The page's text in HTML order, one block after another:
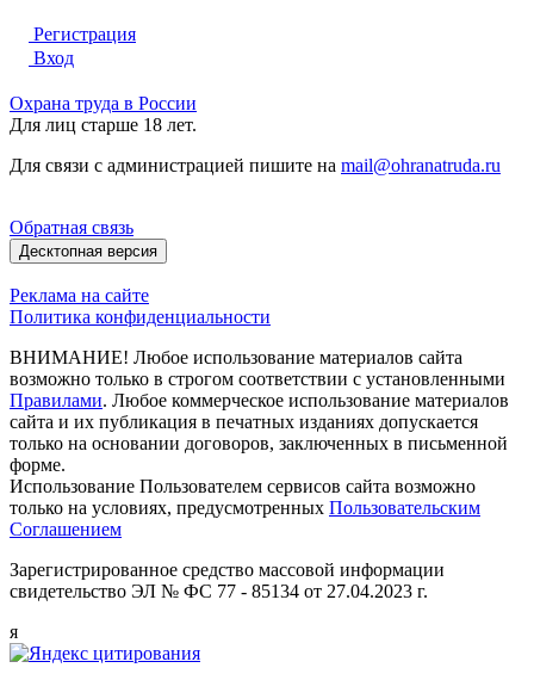
Регистрация
Вход
Охрана труда в России
Для лиц старше 18 лет.
Для связи с администрацией пишите на mail@ohranatruda.ru
Обратная связь
Десктопная версия
Реклама на сайте
Политика конфиденциальности
ВНИМАНИЕ! Любое использование материалов сайта
возможно только в строгом соответствии с установленными
Правилами. Любое коммерческое использование материалов
сайта и их публикация в печатных изданиях допускается
только на основании договоров, заключенных в письменной
форме.
Использование Пользователем сервисов сайта возможно
только на условиях, предусмотренных Пользовательским
Соглашением
Зарегистрированное средство массовой информации
свидетельство ЭЛ № ФС 77 - 85134 от 27.04.2023 г.
я